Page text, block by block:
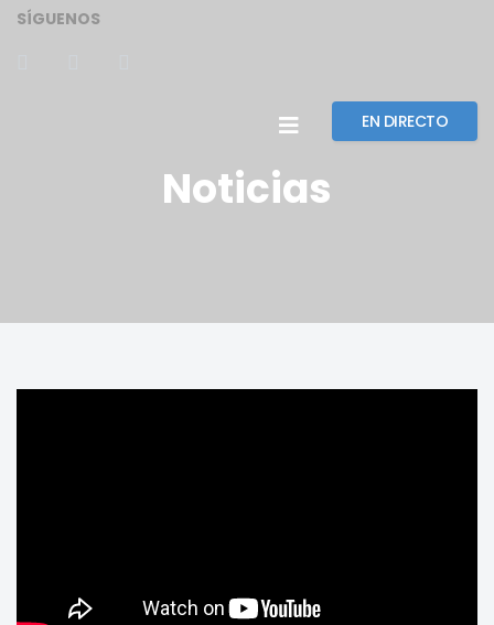
SÍGUENOS
EN DIRECTO
Noticias